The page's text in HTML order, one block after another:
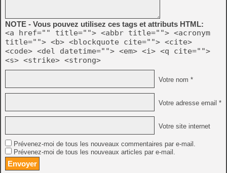
NOTE - Vous pouvez utilisez ces tags et attributs HTML:
<a href="" title=""> <abbr title=""> <acronym
title=""> <b> <blockquote cite=""> <cite>
<code> <del datetime=""> <em> <i> <q cite="">
<s> <strike> <strong>
Votre nom *
Votre adresse email *
Votre site internet
Prévenez-moi de tous les nouveaux commentaires par e-mail.
Prévenez-moi de tous les nouveaux articles par e-mail.